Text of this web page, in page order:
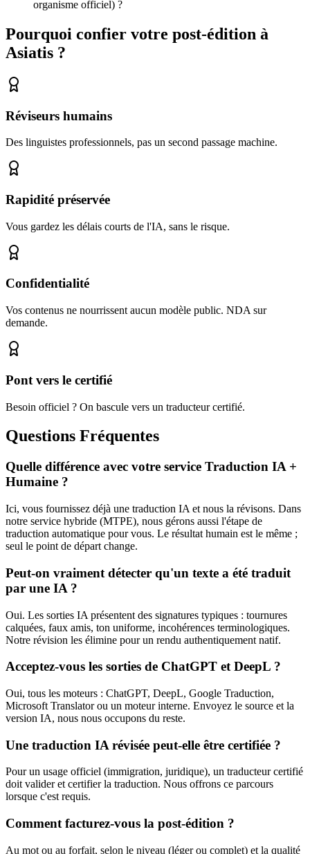
organisme officiel) ?
Pourquoi confier votre post-édition à
Asiatis ?
Réviseurs humains
Des linguistes professionnels, pas un second passage machine.
Rapidité préservée
Vous gardez les délais courts de l'IA, sans le risque.
Confidentialité
Vos contenus ne nourrissent aucun modèle public. NDA sur
demande.
Pont vers le certifié
Besoin officiel ? On bascule vers un traducteur certifié.
Questions Fréquentes
Quelle différence avec votre service Traduction IA +
Humaine ?
Ici, vous fournissez déjà une traduction IA et nous la révisons. Dans
notre service hybride (MTPE), nous gérons aussi l'étape de
traduction automatique pour vous. Le résultat humain est le même ;
seul le point de départ change.
Peut-on vraiment détecter qu'un texte a été traduit
par une IA ?
Oui. Les sorties IA présentent des signatures typiques : tournures
calquées, faux amis, ton uniforme, incohérences terminologiques.
Notre révision les élimine pour un rendu authentiquement natif.
Acceptez-vous les sorties de ChatGPT et DeepL ?
Oui, tous les moteurs : ChatGPT, DeepL, Google Traduction,
Microsoft Translator ou un moteur interne. Envoyez le source et la
version IA, nous nous occupons du reste.
Une traduction IA révisée peut-elle être certifiée ?
Pour un usage officiel (immigration, juridique), un traducteur certifié
doit valider et certifier la traduction. Nous offrons ce parcours
lorsque c'est requis.
Comment facturez-vous la post-édition ?
Au mot ou au forfait, selon le niveau (léger ou complet) et la qualité